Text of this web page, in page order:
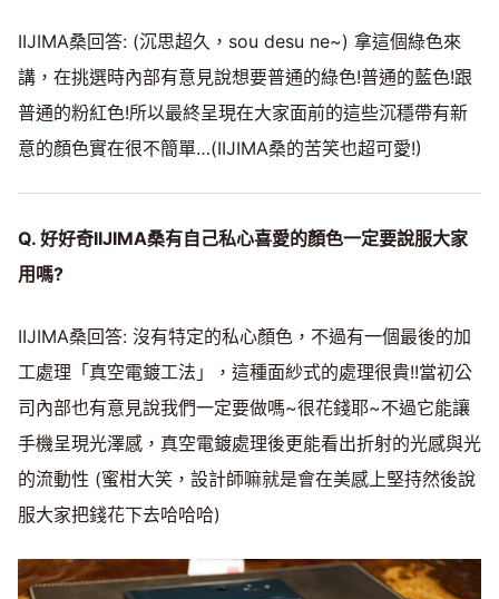
IIJIMA桑回答: (沉思超久，sou desu ne~) 拿這個綠色來
講，在挑選時內部有意見說想要普通的綠色!普通的藍色!跟
普通的粉紅色!所以最終呈現在大家面前的這些沉穩帶有新
意的顏色實在很不簡單…(IIJIMA桑的苦笑也超可愛!)
Q. 好好奇IIJIMA桑有自己私心喜愛的顏色一定要說服大家
用嗎?
IIJIMA桑回答: 沒有特定的私心顏色，不過有一個最後的加
工處理「真空電鍍工法」，這種面紗式的處理很貴!!當初公
司內部也有意見說我們一定要做嗎~很花錢耶~不過它能讓
手機呈現光澤感，真空電鍍處理後更能看出折射的光感與光
的流動性 (蜜柑大笑，設計師嘛就是會在美感上堅持然後說
服大家把錢花下去哈哈哈)